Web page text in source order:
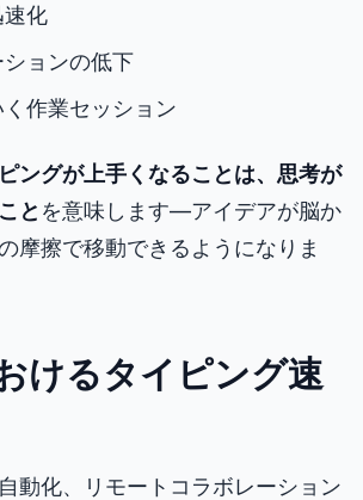
速化
ョンの低下
作業セッション
ングが上手くなることは、思考が
と を意味します—アイデアが脳か
摩擦で移動できるようになりま
けるタイピング速
動化、リモートコラボレーション